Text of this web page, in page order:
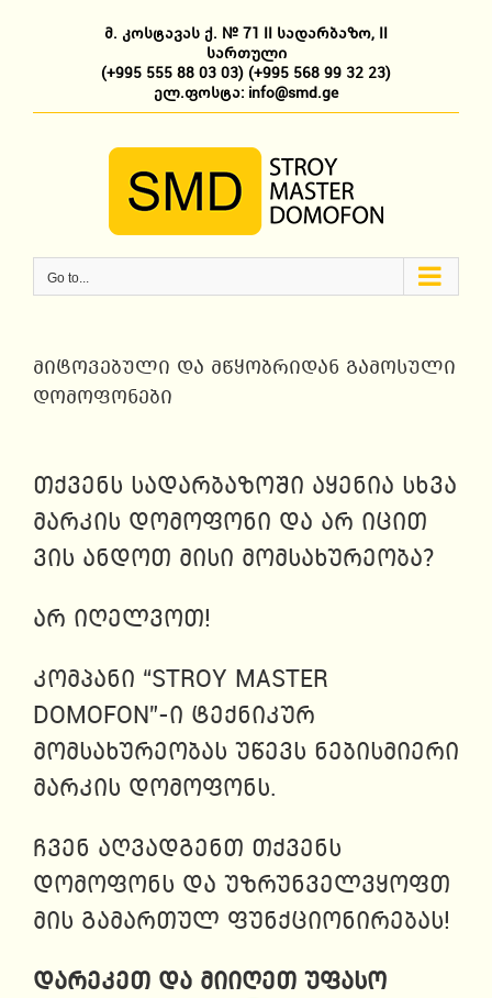
მ. კოსტავას ქ. № 71 II სადარბაზო, II
სართული
(+995 555 88 03 03) (+995 568 99 32 23)
ელ.ფოსტა: info@smd.ge
Go to...
მიტოვებული და მწყობრიდან გამოსული
დომოფონები
თქვენს სადარბაზოში აყენია სხვა
მარკის დომოფონი და არ იცით
ვის ანდოთ მისი მომსახურეობა?
არ იღელვოთ!
კომპანი “STROY MASTER
DOMOFON”-ი ტექნიკურ
მომსახურეობას უწევს ნებისმიერი
მარკის დომოფონს.
ჩვენ აღვადგენთ თქვენს
დომოფონს და უზრუნველვყოფთ
მის გამართულ ფუნქციონირებას!
დარეკეთ და მიიღეთ უფასო